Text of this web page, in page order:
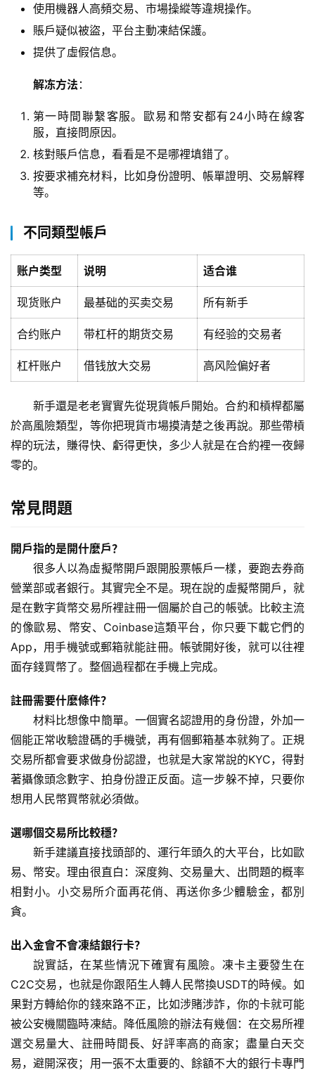
使用機器人高頻交易、市場操縱等違規操作。
賬戶疑似被盜，平台主動凍結保護。
提供了虛假信息。
解冻方法 ：
第一時間聯繫客服。歐易和幣安都有24小時在線客
服，直接問原因。
核對賬戶信息，看看是不是哪裡填錯了。
按要求補充材料，比如身份證明、帳單證明、交易解釋
等。
不同類型帳戶
账户类型 说明 适合谁
现货账户 最基础的买卖交易 所有新手
合约账户 带杠杆的期货交易 有经验的交易者
杠杆账户 借钱放大交易 高风险偏好者
新手還是老老實實先從現貨帳戶開始。合約和槓桿都屬
於高風險類型，等你把現貨市場摸清楚之後再說。那些帶槓
桿的玩法，賺得快、虧得更快，多少人就是在合約裡一夜歸
零的。
常見問題
開戶指的是開什麼戶？
很多人以為虛擬幣開戶跟開股票帳戶一樣，要跑去券商
營業部或者銀行。其實完全不是。現在說的虛擬幣開戶，就
是在數字貨幣交易所裡註冊一個屬於自己的帳號。比較主流
的像歐易、幣安、Coinbase這類平台，你只要下載它們的
App，用手機號或郵箱就能註冊。帳號開好後，就可以往裡
面存錢買幣了。整個過程都在手機上完成。
註冊需要什麼條件？
材料比想像中簡單。一個實名認證用的身份證，外加一
個能正常收驗證碼的手機號，再有個郵箱基本就夠了。正規
交易所都會要求做身份認證，也就是大家常說的KYC，得對
著攝像頭念數字、拍身份證正反面。這一步躲不掉，只要你
想用人民幣買幣就必須做。
選哪個交易所比較穩？
新手建議直接找頭部的、運行年頭久的大平台，比如歐
易、幣安。理由很直白：深度夠、交易量大、出問題的概率
相對小。小交易所介面再花俏、再送你多少體驗金，都別
貪。
出入金會不會凍結銀行卡？
說實話，在某些情況下確實有風險。凍卡主要發生在
C2C交易，也就是你跟陌生人轉人民幣換USDT的時候。如
果對方轉給你的錢來路不正，比如涉賭涉詐，你的卡就可能
被公安機關臨時凍結。降低風險的辦法有幾個：在交易所裡
選交易量大、註冊時間長、好評率高的商家；盡量白天交
易，避開深夜；用一張不太重要的、餘額不大的銀行卡專門